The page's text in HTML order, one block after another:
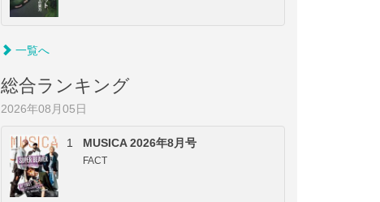
一覧へ
総合ランキング
2026年08月05日
1 MUSICA 2026年8月号
FACT